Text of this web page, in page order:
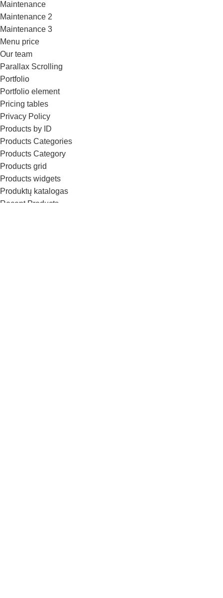
Maintenance
Maintenance 2
Maintenance 3
Menu price
Our team
Parallax Scrolling
Portfolio
Portfolio element
Pricing tables
Privacy Policy
Products by ID
Products Categories
Products Category
Products grid
Products widgets
Produktų katalogas
Recent Products